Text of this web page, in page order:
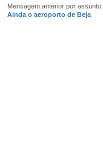
Mensagem anterior por assunto:
Ainda o aeroporto de Beja